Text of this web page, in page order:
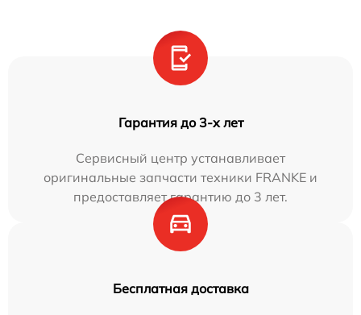
Гарантия до 3-х лет
Сервисный центр устанавливает
оригинальные запчасти техники FRANKE и
предоставляет гарантию до 3 лет.
Бесплатная доставка